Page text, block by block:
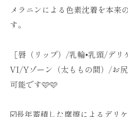
メラニンによる色素沈着を本来
す。
［唇（リップ）/乳輪•乳頭/デリ
VI/Yゾーン（太ももの間）/お
可能です🩷🩷
☑️長年蓄積した摩擦によるデリ